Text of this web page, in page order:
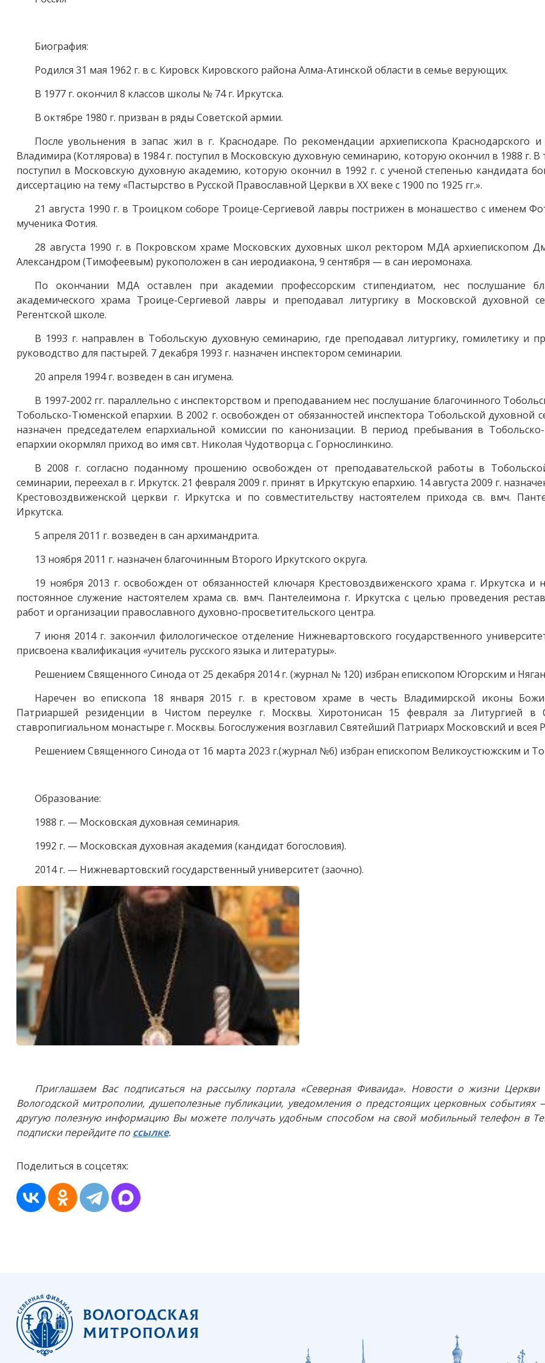
Биография:
Родился 31 мая 1962 г. в с. Кировск Кировского района Алма-Атинской области в семье верующих.
В 1977 г. окончил 8 классов школы № 74 г. Иркутска.
В октябре 1980 г. призван в ряды Советской армии.
После увольнения в запас жил в г. Краснодаре. По рекомендации архиепископа Краснодарского и
Владимира (Котлярова) в 1984 г. поступил в Московскую духовную семинарию, которую окончил в 1988 г. В
поступил в Московскую духовную академию, которую окончил в 1992 г. с ученой степенью кандидата
диссертацию на тему «Пастырство в Русской Православной Церкви в XX веке с 1900 по 1925 гг.».
21 августа 1990 г. в Троицком соборе Троице-Сергиевой лавры пострижен в монашество с именем
мученика Фотия.
28 августа 1990 г. в Покровском храме Московских духовных школ ректором МДА архиепископом
Александром (Тимофеевым) рукоположен в сан иеродиакона, 9 сентября — в сан иеромонаха.
По окончании МДА оставлен при академии профессорским стипендиатом, нес послушание
академического храма Троице-Сергиевой лавры и преподавал литургику в Московской духовной
Регентской школе.
В 1993 г. направлен в Тобольскую духовную семинарию, где преподавал литургику, гомилетику и
руководство для пастырей. 7 декабря 1993 г. назначен инспектором семинарии.
20 апреля 1994 г. возведен в сан игумена.
В 1997-2002 гг. параллельно с инспекторством и преподаванием нес послушание благочинного
Тобольско-Тюменской епархии. В 2002 г. освобожден от обязанностей инспектора Тобольской духовной
назначен председателем епархиальной комиссии по канонизации. В период пребывания в
епархии окормлял приход во имя свт. Николая Чудотворца с. Горнослинкино.
В 2008 г. согласно поданному прошению освобожден от преподавательской работы в
семинарии, переехал в г. Иркутск. 21 февраля 2009 г. принят в Иркутскую епархию. 14 августа 2009 г.
Крестовоздвиженской церкви г. Иркутска и по совместительству настоятелем прихода св. вмч.
Иркутска.
5 апреля 2011 г. возведен в сан архимандрита.
13 ноября 2011 г. назначен благочинным Второго Иркутского округа.
19 ноября 2013 г. освобожден от обязанностей ключаря Крестовоздвиженского храма г. Иркутска и
постоянное служение настоятелем храма св. вмч. Пантелеимона г. Иркутска с целью проведения
работ и организации православного духовно-просветительского центра.
7 июня 2014 г. закончил филологическое отделение Нижневартовского государственного
присвоена квалификация «учитель русского языка и литературы».
Решением Священного Синода от 25 декабря 2014 г. (журнал № 120) избран епископом Югорским и
Наречен во епископа 18 января 2015 г. в крестовом храме в честь Владимирской иконы
Патриаршей резиденции в Чистом переулке г. Москвы. Хиротонисан 15 февраля за Литургией в
ставропигиальном монастыре г. Москвы. Богослужения возглавил Святейший Патриарх Московский и всея
Решением Священного Синода от 16 марта 2023 г.(журнал №6) избран епископом Великоустюжским и
Образование:
1988 г. — Московская духовная семинария.
1992 г. — Московская духовная академия (кандидат богословия).
2014 г. — Нижневартовский государственный университет (заочно).
Приглашаем Вас подписаться на рассылку портала «Северная Фиваида». Новости о жизни Церкви
Вологодской митрополии, душеполезные публикации, уведомления о предстоящих церковных событиях
другую полезную информацию Вы можете получать удобным способом на свой мобильный телефон в
подписки перейдите по ссылке.
Поделиться в соцсетях: